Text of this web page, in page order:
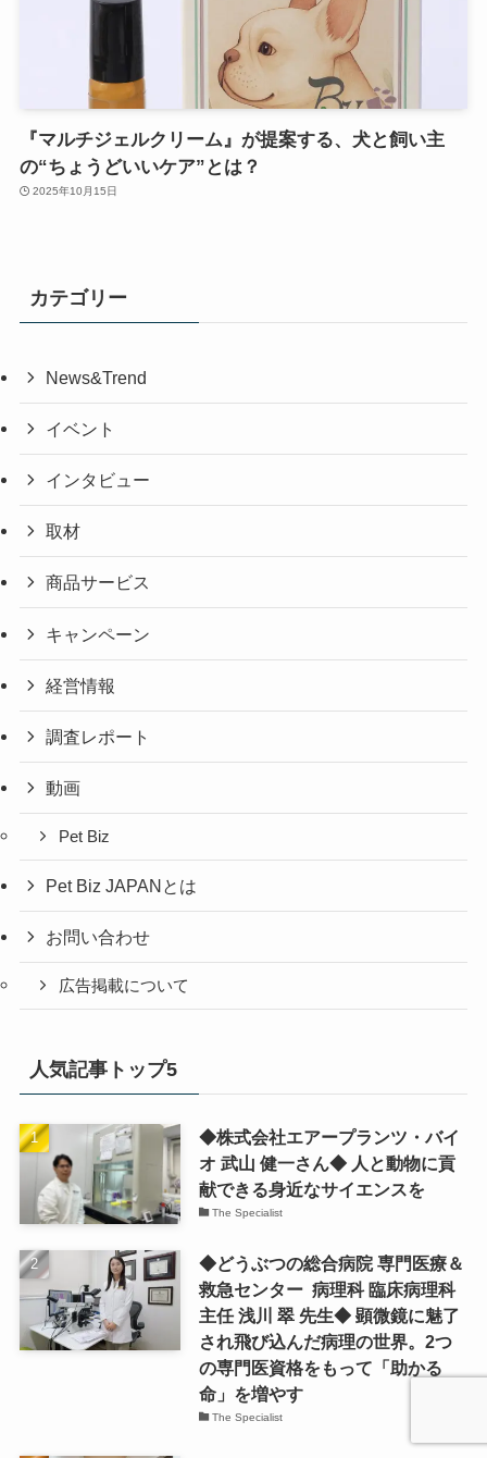
『マルチジェルクリーム』が提案する、犬と飼い主
の“ちょうどいいケア”とは？
2025年10月15日
カテゴリー
News&Trend
イベント
インタビュー
取材
商品サービス
キャンペーン
経営情報
調査レポート
動画
Pet Biz
Pet Biz JAPANとは
お問い合わせ
広告掲載について
人気記事トップ5
◆株式会社エアープランツ・バイ
オ 武山 健一さん◆ 人と動物に貢
献できる身近なサイエンスを
The Specialist
◆どうぶつの総合病院 専門医療＆
救急センター 病理科 臨床病理科
主任 浅川 翠 先生◆ 顕微鏡に魅了
され飛び込んだ病理の世界。2つ
の専門医資格をもって「助かる
命」を増やす
The Specialist